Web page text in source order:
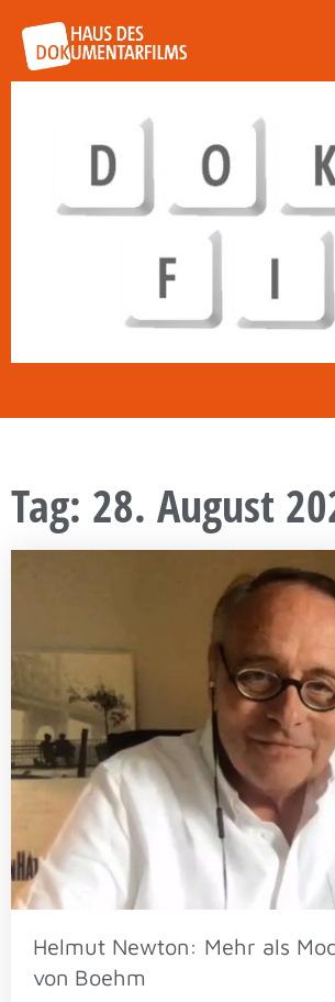
Tag: 28. August
Helmut Newton: Mehr als
von Boehm